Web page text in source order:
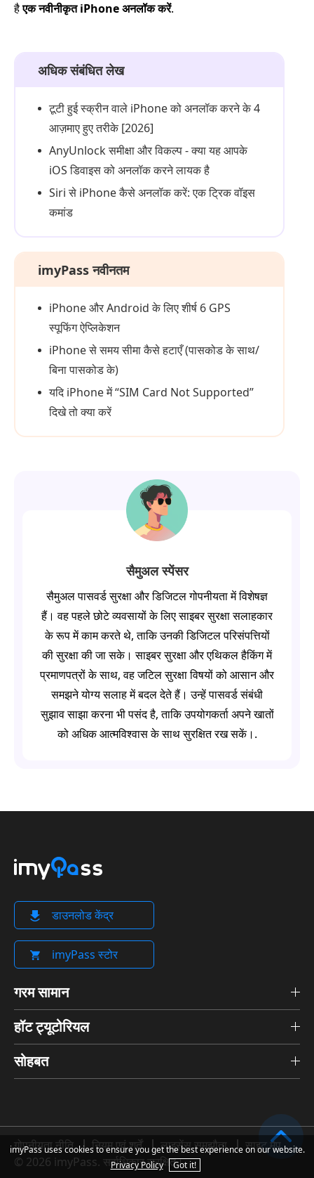
हैएक नवीनीकृत iPhone अनलॉक करें.
अधिक संबंधित लेख
टूटी हुई स्क्रीन वाले iPhone को अनलॉक करने के 4
आज़माए हुए तरीके [2026]
AnyUnlock समीक्षा और विकल्प - क्या यह आपके
iOS डिवाइस को अनलॉक करने लायक है
Siri से iPhone कैसे अनलॉक करें: एक ट्रिक वॉइस
कमांड
imyPass नवीनतम
iPhone और Android के लिए शीर्ष 6 GPS
स्पूफिंग ऐप्लिकेशन
iPhone से समय सीमा कैसे हटाएँ (पासकोड के साथ/
बिना पासकोड के)
यदि iPhone में “SIM Card Not Supported”
दिखे तो क्या करें
सैमुअल स्पेंसर
सैमुअल पासवर्ड सुरक्षा और डिजिटल गोपनीयता में विशेषज्ञ
हैं। वह पहले छोटे व्यवसायों के लिए साइबर सुरक्षा सलाहकार
के रूप में काम करते थे, ताकि उनकी डिजिटल परिसंपत्तियों
की सुरक्षा की जा सके। साइबर सुरक्षा और एथिकल हैकिंग में
प्रमाणपत्रों के साथ, वह जटिल सुरक्षा विषयों को आसान और
समझने योग्य सलाह में बदल देते हैं। उन्हें पासवर्ड संबंधी
सुझाव साझा करना भी पसंद है, ताकि उपयोगकर्ता अपने खातों
को अधिक आत्मविश्वास के साथ सुरक्षित रख सकें।.
डाउनलोड केंद्र
imyPass स्टोर
गरम सामान
हॉट ट्यूटोरियल
सोहबत
गोपनीयता नीति नियम एवं शर्तें लाइसेंस समझौता
साइट मैप
© 2026 imyPass. सर्वाधिकार सुरक्षित।
imyPass uses cookies to ensure you get the best experience on our website.
Privacy Policy
Got it!